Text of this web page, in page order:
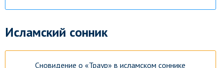
Исламский сонник
Сновидение о «Траур» в исламском соннике